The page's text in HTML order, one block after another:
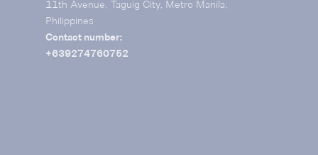
11th Avenue, Taguig City, Metro Manila,
Philippines
Contact number:
+639274760752